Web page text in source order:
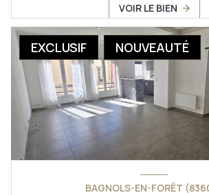
VOIR LE BIEN
EXCLUSIF NOUVEAUTÉ
BAGNOLS-EN-FORÊT